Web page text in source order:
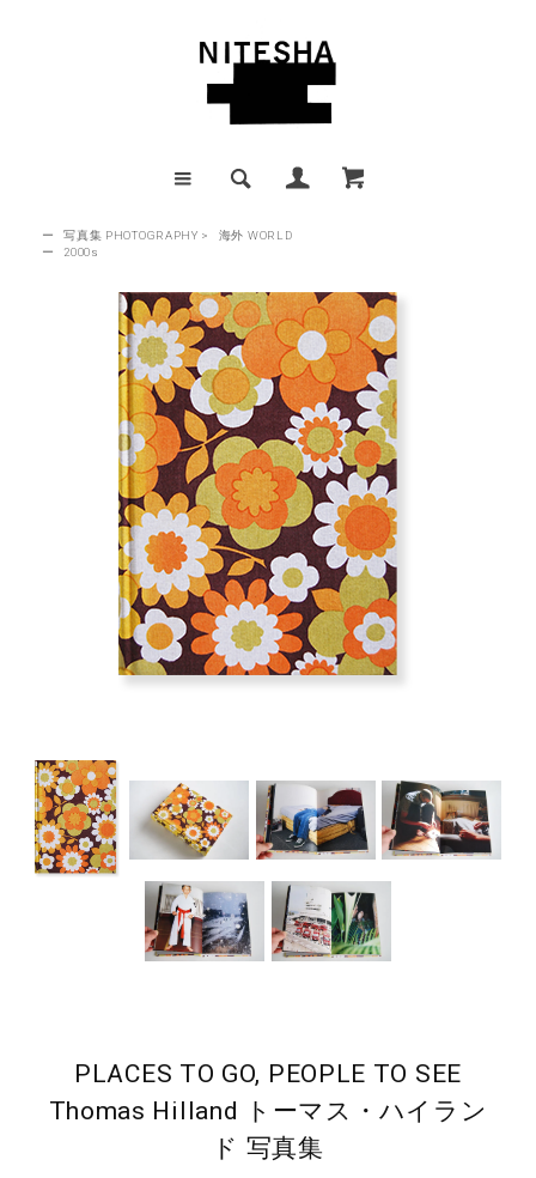
ー 写真集 PHOTOGRAPHY >
海外 WORLD
ー
2000s
PLACES TO GO, PEOPLE TO SEE
Thomas Hilland トーマス・ハイラン
ド 写真集